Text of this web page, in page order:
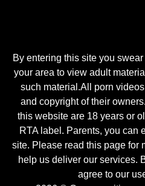
By entering this site you
your area to view adult
such material.All porn
and copyright of their
this website are 18 years or
RTA label. Parents, you can
site. Please read this page for
help us deliver our services.
agree to our